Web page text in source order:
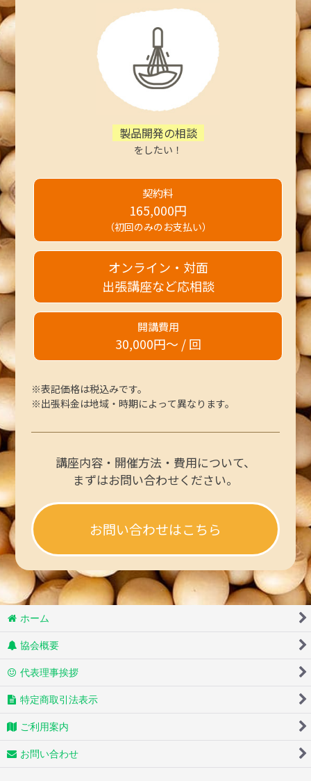
製品開発の相談
をしたい！
契約料
165,000円
（初回のみのお支払い）
オンライン・対面
出張講座など応相談
開講費用
30,000円〜 / 回
※表記価格は税込みです。
※出張料金は地域・時期によって異なります。
講座内容・開催方法・費用について、
まずはお問い合わせください。
お問い合わせはこちら
ホーム
協会概要
代表理事挨拶
特定商取引法表示
ご利用案内
お問い合わせ